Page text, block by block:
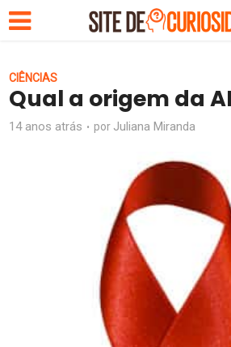
CIÊNCIAS
Qual a origem da
14 anos atrás por Juliana Miranda